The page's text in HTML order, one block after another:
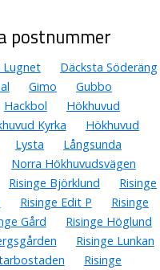
postnummer
Lugnet
Däcksta Söderäng
Gimo
Gubbo
Hackbol
Hökhuvud
Kyrka
Hökhuvud
Lysta
Långsunda
Norra Hökhuvudsvägen
Risinge Björklund
Risinge
Risinge Edit P
Risinge
Gård
Risinge Höglund
Risinge Lunkan
Risinge